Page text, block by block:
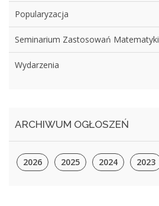
Popularyzacja
Seminarium Zastosowań Matematyki
Wydarzenia
ARCHIWUM OGŁOSZEŃ
2026 2025 2024 2023